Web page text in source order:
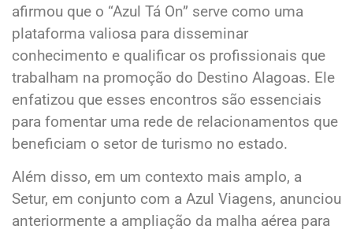
afirmou que o “Azul Tá On” serve como uma
plataforma valiosa para disseminar
conhecimento e qualificar os profissionais que
trabalham na promoção do Destino Alagoas. Ele
enfatizou que esses encontros são essenciais
para fomentar uma rede de relacionamentos que
beneficiam o setor de turismo no estado.
Além disso, em um contexto mais amplo, a
Setur, em conjunto com a Azul Viagens, anunciou
anteriormente a ampliação da malha aérea para